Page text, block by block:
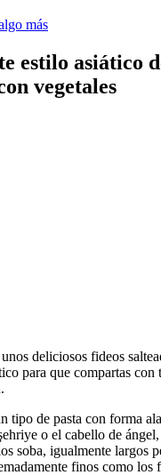
más
estilo asiático
vegetales
deliciosos fideos
para que compartas con
tipo de pasta con forma
o el cabello de
soba, igualmente largos
finos como los